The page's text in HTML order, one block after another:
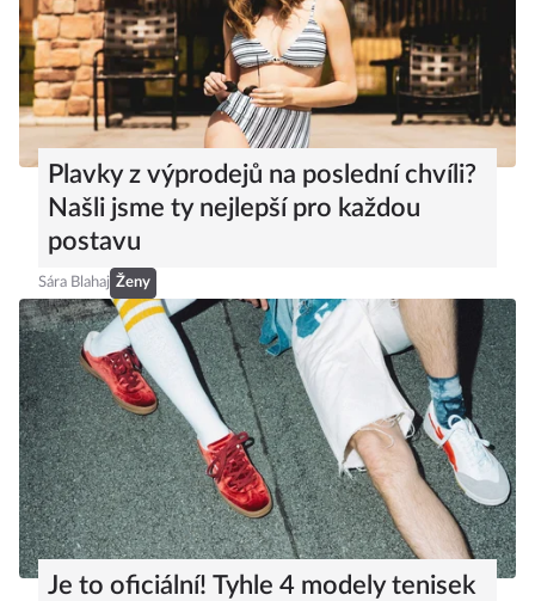
Plavky z výprodejů na poslední chvíli?
Našli jsme ty nejlepší pro každou
postavu
Sára Blahaj Ženy
Je to oficiální! Tyhle 4 modely tenisek